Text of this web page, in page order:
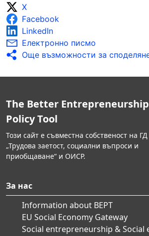
X
Facebook
LinkedIn
Електронно писмо
Още възможности за
The Better Entrepreneurship
Policy Tool
Този сайт е съвместна собственост на ГД
„Трудова заетост, социални въпроси и
приобщаване“ и ОИСР.
За нас
Information about BEPT
EU Social Economy Gateway
Social entrepreneurship & Social